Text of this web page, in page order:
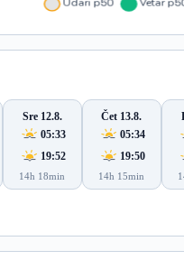
Sre 12.8.
05:33
19:52
14h 18min
Čet 13.8.
05:34
19:50
14h 15min